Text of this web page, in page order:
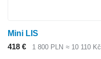
Mini LIS
418 €
1 800 PLN ≈ 10 110 Kč